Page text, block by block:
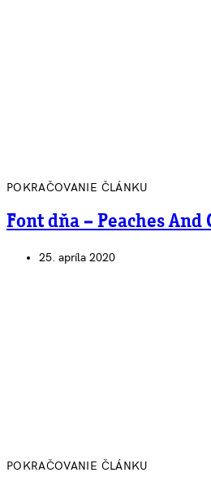
POKRAČOVANIE ČLÁNKU
Font dňa – Peaches And
25. apríla 2020
POKRAČOVANIE ČLÁNKU